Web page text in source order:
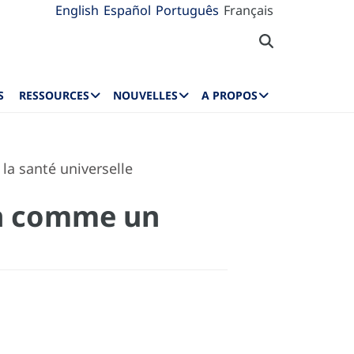
English Español Português Français
RESSOURCES NOUVELLES A PROPOS
santé universelle
comme un